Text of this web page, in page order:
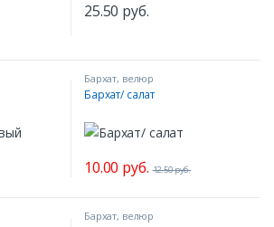
25.50 руб.
Бархат, велюр
Бархат/ салат
10.00 руб. 12.50руб.
Бархат, велюр